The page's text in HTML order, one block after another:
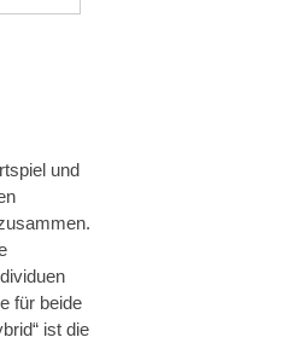
und
für beide
ist die